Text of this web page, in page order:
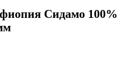
Сидамо 100%